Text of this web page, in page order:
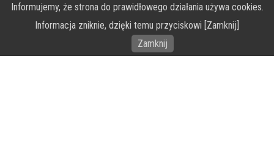
O Fundacji PRZEkarpacie
Wykonanie portalu – specjaliści stron www WordPress
Informujemy, że strona do prawidłowego działania używa cookies.
Informacja zniknie, dzięki temu przyciskowi [Zamknij]
Zamknij